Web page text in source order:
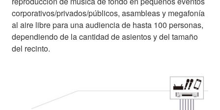
corporativos/privados/públicos, asambleas y megafonía
al aire libre para una audiencia de hasta 100 personas,
dependiendo de la cantidad de asientos y del tamaño
del recinto.